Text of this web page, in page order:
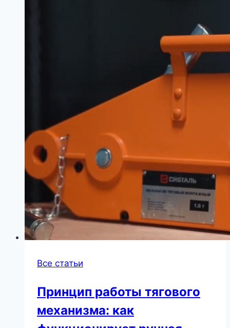
Все статьи
Принцип работы тягового
механизма: как